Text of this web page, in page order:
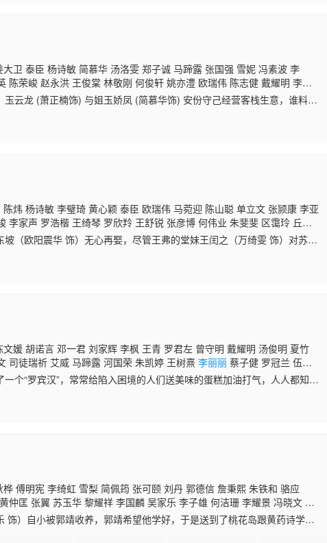
卫 泰臣 杨诗敏 简慕华 汤洛雯 郑子诚 马蹄露 张国强 雪妮 冯素波 李
陈荣峻 赵永洪 王俊棠 林敬刚 何俊轩 姚亦澧 欧瑞伟 陈志健 戴耀明 李天
利颖怡 梁茵 谭伟权 李泳豪 谭永浩 李豪 杨瑞麟 张汉斌 卫志豪李丽丽刘
周丽欣 盖世宝 卢峻峯 袁镇业 招浩明 郭子豪 董敬文 沈可欣 郑恕峰 谢
沈爱琳 秦启维 黄炜溏 郑耀轩 余
玉云龙 (萧正楠饰) 与姐玉娇凤 (简慕华饰) 安份守己经营客栈生意，谁料云
心毅然参加新晋英雄大赛，因而牵涉揭发东厂黑幕，被东厂的仇不群
炜 杨诗敏 李璧琦 黄心颖 泰臣 欧瑞伟 马菀迎 陈山聪 单立文 张颕康 李亚
李家声 罗浩楷 王绮琴 罗欣羚 王舒锐 张彦博 何伟业 朱斐斐 区霭玲 丘梓
杨瑞麟 黄匡翘 谢文欣 孙慧雪 吴沚默 陈钰琪
坡（欧阳震华 饰）无心再娶，尽管王弗的堂妹王闰之（万绮雯 饰）对苏东
情，一味的躲避。一场意外之中苏东坡得罪了寿安郡主（李亚男 饰），
媛 胡诺言 邓一君 刘家辉 李枫 王青 罗君左 曾守明 戴耀明 汤俊明 夏竹
司徒瑞祈 艾威 马蹄露 河国荣 朱凯婷 王树熹李丽丽 蔡子健 罗冠兰 伍文
陈山聪 杨卓娜 张达伦 梁健平 叶振声 邓英敏
个“罗宾汉”，常常给陷入困境的人们送美味的蛋糕加油打气，人人都知道
个“蛋糕罗宾汉”究竟是何方神圣。由于体质原因，高根（马德钟 饰）生来
傅明宪 李绮虹 雪梨 简佩筠 张可颐 刘丹 郭德信 詹秉熙 朱铁和 骆应
仲匡 张翼 苏玉华 黎耀祥 李国麟 吴家乐 李子雄 何洁珊 李耀景 冯晓文 刘
黄智贤 温文英 刘家辉 冯素波 廖骏雄 李子奇 关菁 张鸿昌 罗兰 张延 黎汉
子云 陈狄克 廖丽丽 陈安莹 虞天伟 博君 游飙 吕剑光 孙季卿 区岳 罗君
饰）自小被郭靖收养，郭靖希望他学好，于是送到了桃花岛跟黄药诗学
大、小武欺负，一气之下独自出走了。杨过被古墓派的小龙女（李若彤